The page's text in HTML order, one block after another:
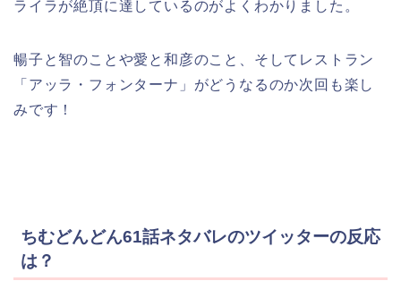
ライラが絶頂に達しているのがよくわかりました。
暢子と智のことや愛と和彦のこと、そしてレストラン
「アッラ・フォンターナ」がどうなるのか次回も楽し
みです！
ちむどんどん61話ネタバレのツイッターの反応
は？